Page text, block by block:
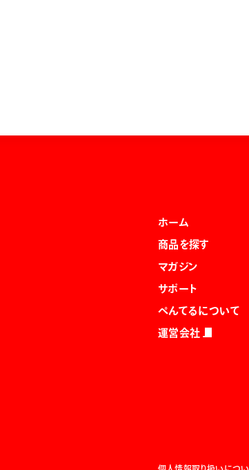
ホーム
商品を探す
マガジン
サポート
ぺんてるについて
運営会社